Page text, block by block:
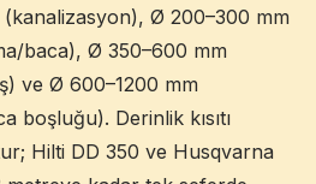
(kanalizasyon), Ø 200–300 mm
baca), Ø 350–600 mm
ve Ø 600–1200 mm
boşluğu). Derinlik kısıtı
Hilti DD 350 ve Husqvarna